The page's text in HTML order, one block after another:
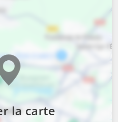
la carte